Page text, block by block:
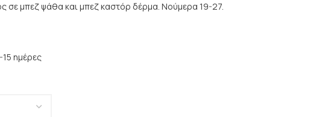
σε μπεζ ψάθα και μπεζ καστόρ δέρμα. Νούμερα 19-27.
ημέρες